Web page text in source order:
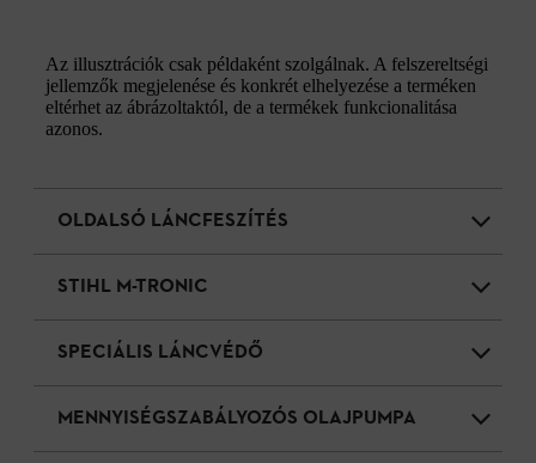
Az illusztrációk csak példaként szolgálnak. A felszereltségi
jellemzők megjelenése és konkrét elhelyezése a terméken
eltérhet az ábrázoltaktól, de a termékek funkcionalitása
azonos.
OLDALSÓ LÁNCFESZÍTÉS
STIHL M-TRONIC
SPECIÁLIS LÁNCVÉDŐ
MENNYISÉGSZABÁLYOZÓS OLAJPUMPA